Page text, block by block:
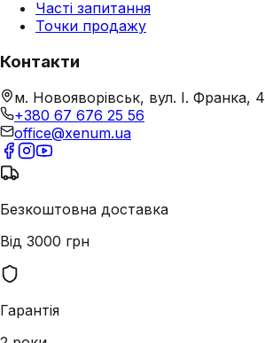
Часті запитання
Точки продажу
Контакти
м. Новояворівськ, вул. І. Франка, 4
+380 67 676 25 56
office@xenum.ua
Безкоштовна доставка
Від 3000 грн
Гарантія